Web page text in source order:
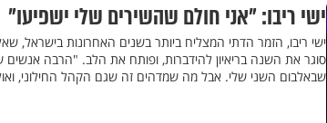
ישי ריבו: "אני חולם שהשירים שלי ישפיעו"
ישי ריבו, הזמר הדתי המצליח ביותר בשנים האחרונות בישראל,
סוגר את השנה בריאיון להידברות, ופותח את הלב. "הרבה
שבאלבום השני שלי. אבל מה שמדהים זה שגם הקהל החילוני,